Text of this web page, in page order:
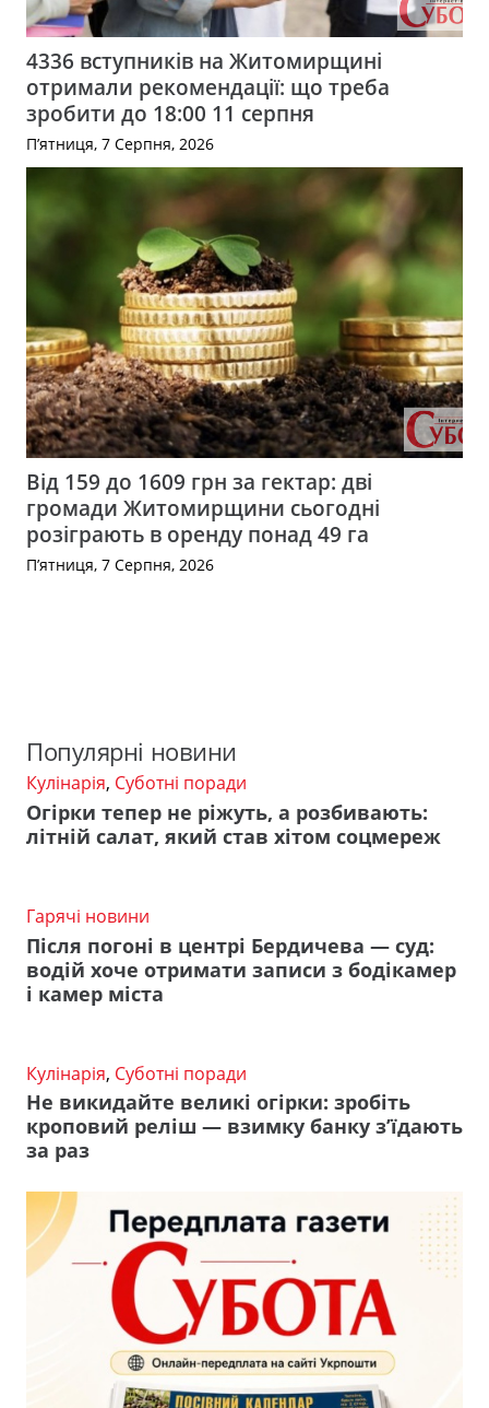
4336 вступників на Житомирщині
отримали рекомендації: що треба
зробити до 18:00 11 серпня
П’ятниця, 7 Серпня, 2026
Від 159 до 1609 грн за гектар: дві
громади Житомирщини сьогодні
розіграють в оренду понад 49 га
П’ятниця, 7 Серпня, 2026
Популярні новини
Кулінарія, Суботні поради
Огірки тепер не ріжуть, а розбивають:
літній салат, який став хітом соцмереж
Гарячі новини
Після погоні в центрі Бердичева — суд:
водій хоче отримати записи з бодікамер
і камер міста
Кулінарія, Суботні поради
Не викидайте великі огірки: зробіть
кроповий реліш — взимку банку з’їдають
за раз